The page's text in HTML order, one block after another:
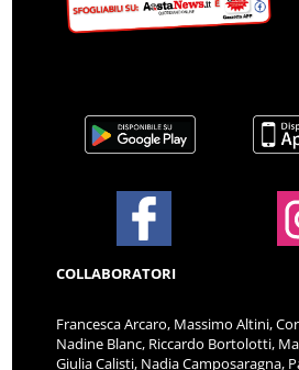
COLLABORATORI
Francesca Arcaro, Massimo Altini,
Nadine Blanc, Riccardo Bortolotti,
Giulia Calisti, Nadia Camposaragna,